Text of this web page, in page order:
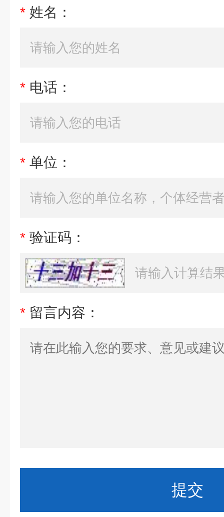
* 姓名：
* 电话：
* 单位：
* 验证码：
* 留言内容：